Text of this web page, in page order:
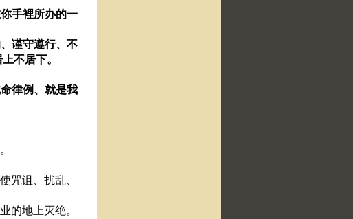
手裡所办的一
谨守遵行、不
不居下。
律例、就是我
咒诅、扰乱、
的地上灭绝。